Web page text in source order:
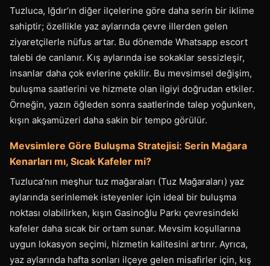
Tuzluca, Iğdır’ın diğer ilçelerine göre daha serin bir iklime
sahiptir; özellikle yaz aylarında çevre illerden gelen
ziyaretçilerle nüfus artar. Bu dönemde Whatsapp escort
talebi de canlanır. Kış aylarında ise sokaklar sessizleşir,
insanlar daha çok evlerine çekilir. Bu mevsimsel değişim,
buluşma saatlerini ve hizmete olan ilgiyi doğrudan etkiler.
Örneğin, yazın öğleden sonra saatlerinde talep yoğunken,
kışın akşamüzeri daha sakin bir tempo görülür.
Mevsimlere Göre Buluşma Stratejisi: Serin Mağara
Kenarları mı, Sıcak Kafeler mi?
Tuzluca’nın meşhur tuz mağaraları (Tuz Mağaraları) yaz
aylarında serinlemek isteyenler için ideal bir buluşma
noktası olabilirken, kışın Gasinoğlu Parkı çevresindeki
kafeler daha sıcak bir ortam sunar. Mevsim koşullarına
uygun lokasyon seçimi, hizmetin kalitesini artırır. Ayrıca,
yaz aylarında hafta sonları ilçeye gelen misafirler için, kış